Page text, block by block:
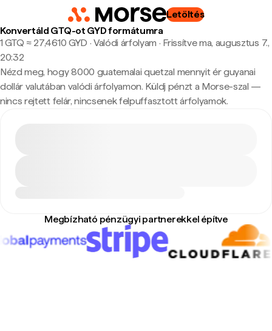
Letöltés
Konvertáld GTQ-ot GYD formátumra
1 GTQ ≈ 27,4610 GYD · Valódi árfolyam · Frissítve ma, augusztus 7.,
20:32
Nézd meg, hogy 8000 guatemalai quetzal mennyit ér guyanai
dollár valutában valódi árfolyamon. Küldj pénzt a Morse-szal —
nincs rejtett felár, nincsenek felpuffasztott árfolyamok.
Megbízható pénzügyi partnerekkel építve